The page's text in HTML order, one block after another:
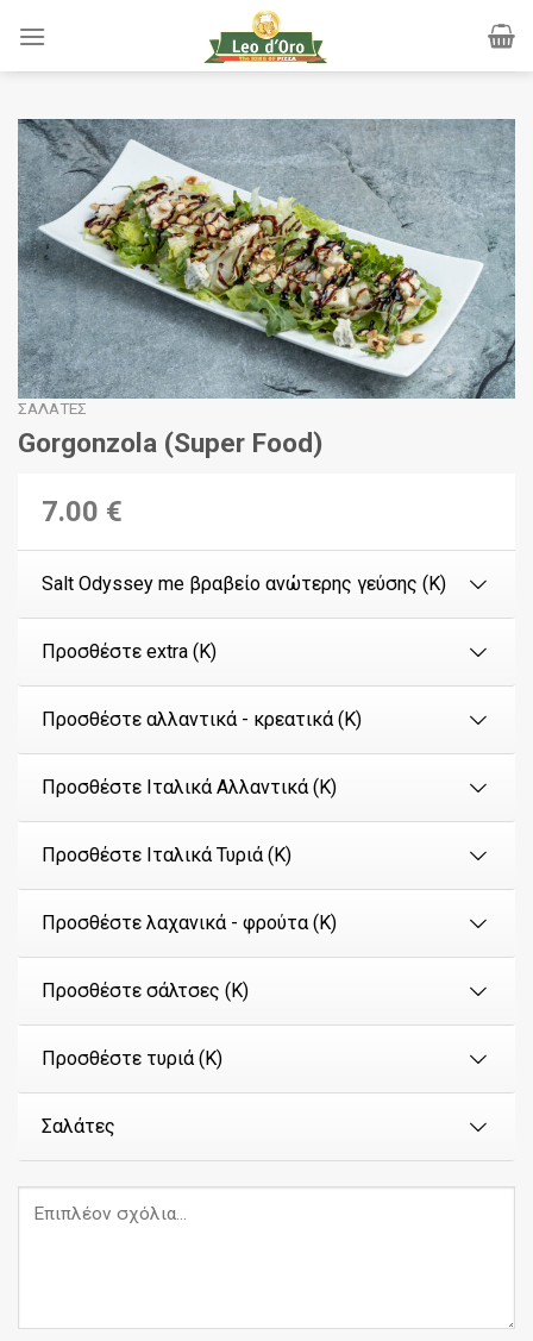
ΣΑΛΆΤΕΣ
Gorgonzola (Super Food)
7.00 €
Salt Odyssey me βραβείο ανώτερης γεύσης (Κ)
Προσθέστε extra (Κ)
Προσθέστε αλλαντικά - κρεατικά (Κ)
Προσθέστε Ιταλικά Αλλαντικά (Κ)
Προσθέστε Ιταλικά Τυριά (Κ)
Προσθέστε λαχανικά - φρούτα (Κ)
Προσθέστε σάλτσες (Κ)
Προσθέστε τυριά (Κ)
Σαλάτες